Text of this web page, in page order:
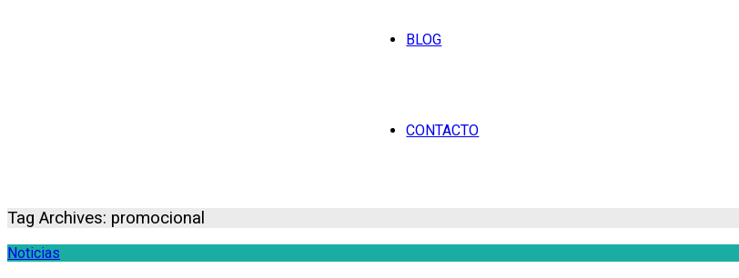
BLOG
CONTACTO
Tag Archives: promocional
Noticias